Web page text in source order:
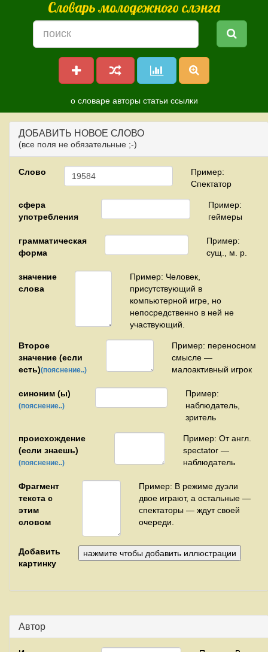
Словарь молодежного слэнга
о словаре авторы статьи ссылки
ДОБАВИТЬ НОВОЕ СЛОВО
(все поля не обязательные ;-)
Слово
Пример:
Спектатор
сфера
употребления
Пример:
геймеры
грамматическая
форма
Пример:
сущ., м. р.
значение
слова
Пример: Человек,
присутствующий в
компьютерной игре, но
непосредственно в ней не
участвующий.
Второе
значение (если
есть)(пояснение..)
Пример: переносном
смысле —
малоактивный игрок
синоним (ы)
(пояснение..)
Пример:
наблюдатель,
зритель
происхождение
(если знаешь)
(пояснение..)
Пример: От англ.
spectator —
наблюдатель
Фрагмент
текста с
этим
словом
Пример: В режиме дуэли
двое играют, а остальные —
спектаторы — ждут своей
очереди.
Добавить
картинку
Автор